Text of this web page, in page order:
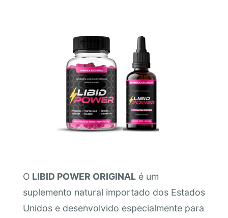
O LIBID POWER ORIGINALé um
suplemento natural importado dos Estados
Unidos e desenvolvido especialmente para